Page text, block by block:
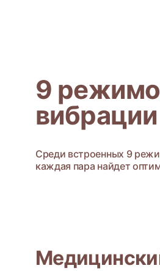
9
вибрации
Среди встроенных 9
каждая пара найдет